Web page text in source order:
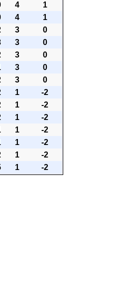
4
1
4
1
3
0
3
0
3
0
3
0
3
0
1
-2
1
-2
1
-2
1
-2
1
-2
1
-2
1 -2